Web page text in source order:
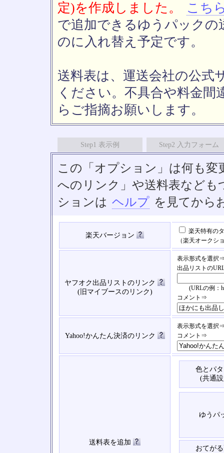
定)を作成しました。
こち
で追加できるゆうパックの
のに入れ替え予定です。
送料表は、運送会社の公式
ください。不具合や料金間
らご指摘お願いします。
Step1 表示例 Step2 入力フォーム
この「オプション」は何も
へのリンク」や送料表など
ションは ヘルプ を見てから
楽天バージョン
楽天特有の
（楽天オークシ
ヤフオク出品リストのリンク
(旧マイブースのリンク)
表示形式を選択
出品リストの
(URLの例：
コメント⇒
Yahoo!かんたん決済のリンク
表示形式を選択
コメント⇒
送料表を追加
色とパ
(共通
ゆうパ
おてが